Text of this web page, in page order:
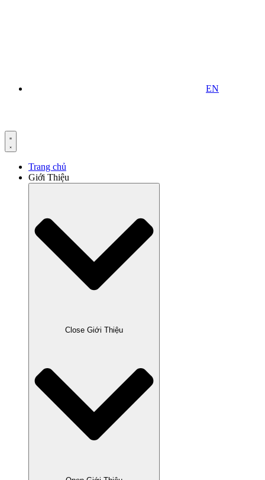
EN
Trang chủ
Giới Thiệu
Close Giới Thiệu